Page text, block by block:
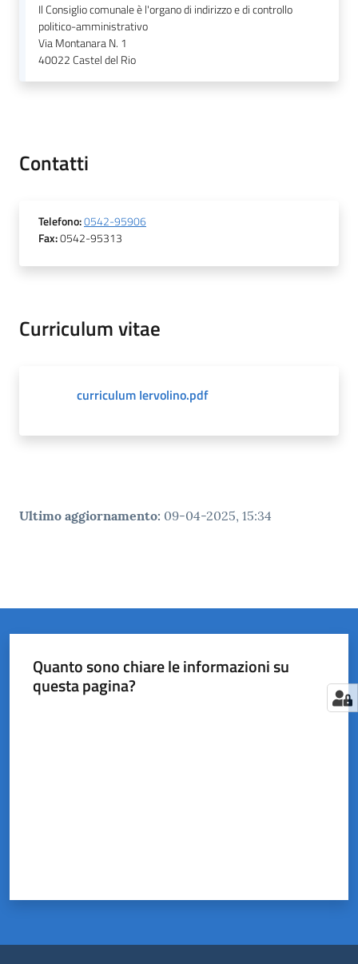
Il Consiglio comunale è l'organo di indirizzo e di controllo
politico-amministrativo
Via Montanara N. 1
40022Castel del Rio
Contatti
Telefono:0542-95906
Fax:0542-95313
Curriculum vitae
curriculum Iervolino.pdf
Ultimo aggiornamento: 09-04-2025, 15:34
Quanto sono chiare le informazioni su
questa pagina?